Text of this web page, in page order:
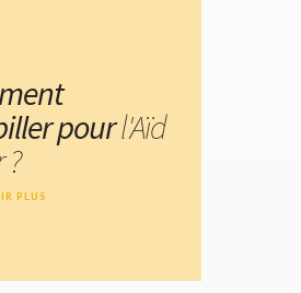
pourl'Aïd
?
PLUS